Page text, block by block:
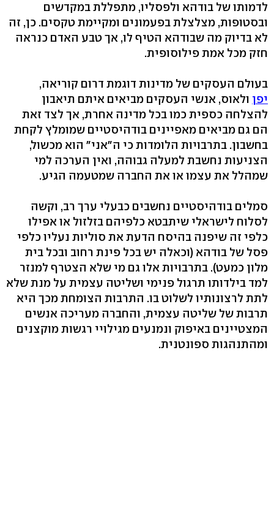
לדמותו של בודהא ולפסליו, מתפללת במקדשים
ובסטופות, מצלצלת בפעמונים ומקיימת טקסים. כן, זה
לא בדיוק מה שבודהא הטיף לו, אך טבע האדם כנראה
חזק מכל אמת פילוסופית.
בעולם העסקים של מדינות דוגמת דרום קוריאה,
יפן ולאוס, אנשי העסקים מביאים איתם תיאבון
להצלחה כספית כמו בכל מדינה אחרת, אך לצד זאת
הם גם מביאים מאפיינים בודהיסטיים שמומלץ לקחת
בחשבון. בתרבויות הלומדות כי ה"אני" הוא מכשול,
הצניעות נחשבת למעלה גבוהה, ואין הערכה למי
שמהלל את עצמו או את החברה שמטעמה הגיע.
סמלים בודהיסטיים נחשבים כבעלי ערך רב, וקשה
לסלוח לישראלי שיתבטא כלפיהם בזלזול או אפילו
כלפי זה שיפנה בהיסח הדעת את סוליות נעליו כלפי
פסל של בודהא (וכאלה יש בכל פינת רחוב ובכל בית
מלון כמעט). בתרבויות אלו גם מי שלא הצטרף למנזר
למד בילדותו תרגול פנימי ושליטה עצמית על מנת שלא
לתת לרצונותיו לשלוט בו. התרבות הצומחת מכך היא
תרבות של שליטה עצמית, והחברה מעריכה אנשים
המצטיינים באיפוק ונמנעים מגילויי רגשות מוקצנים
ומהתנהגות ספונטנית.